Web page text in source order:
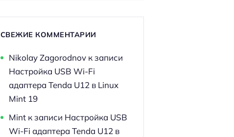
СВЕЖИЕ КОММЕНТАРИИ
Nikolay Zagorodnovк записи
Настройка USB Wi-Fi
адаптера Tenda U12 в Linux
Mint 19
Mintк записи Настройка USB
Wi-Fi адаптера Tenda U12 в